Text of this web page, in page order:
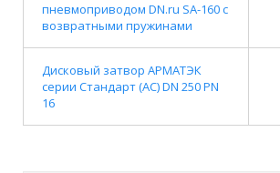
пневмоприводом DN.ru SA-160 с
возвратными пружинами
Дисковый затвор АРМАТЭК
серии Стандарт (АС) DN 250 PN
16